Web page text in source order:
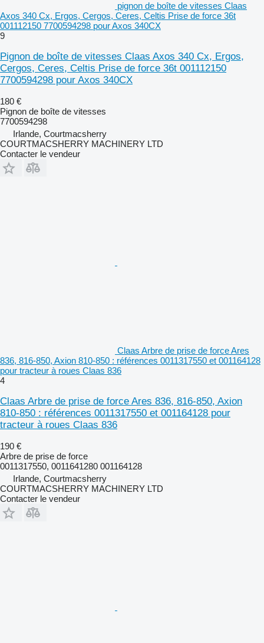
pignon de boîte de vitesses Claas
Axos 340 Cx, Ergos, Cergos, Ceres, Celtis Prise de force 36t
001112150 7700594298 pour Axos 340CX
9
Pignon de boîte de vitesses Claas Axos 340 Cx, Ergos,
Cergos, Ceres, Celtis Prise de force 36t 001112150
7700594298 pour Axos 340CX
180 €
Pignon de boîte de vitesses
7700594298
Irlande, Courtmacsherry
COURTMACSHERRY MACHINERY LTD
Contacter le vendeur
Claas Arbre de prise de force Ares
836, 816-850, Axion 810-850 : références 0011317550 et 001164128
pour tracteur à roues Claas 836
4
Claas Arbre de prise de force Ares 836, 816-850, Axion
810-850 : références 0011317550 et 001164128 pour
tracteur à roues Claas 836
190 €
Arbre de prise de force
0011317550, 0011641280 001164128
Irlande, Courtmacsherry
COURTMACSHERRY MACHINERY LTD
Contacter le vendeur